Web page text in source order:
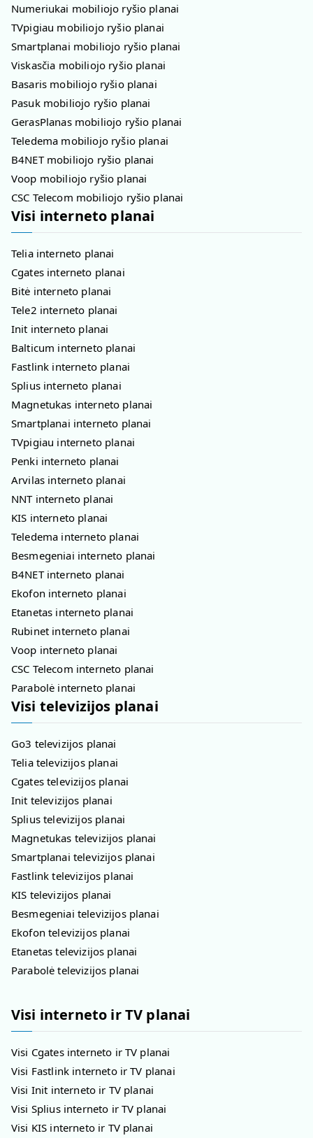
Numeriukai mobiliojo ryšio planai
TVpigiau mobiliojo ryšio planai
Smartplanai mobiliojo ryšio planai
Viskasčia mobiliojo ryšio planai
Basaris mobiliojo ryšio planai
Pasuk mobiliojo ryšio planai
GerasPlanas mobiliojo ryšio planai
Teledema mobiliojo ryšio planai
B4NET mobiliojo ryšio planai
Voop mobiliojo ryšio planai
CSC Telecom mobiliojo ryšio planai
Visi interneto planai
Telia interneto planai
Cgates interneto planai
Bitė interneto planai
Tele2 interneto planai
Init interneto planai
Balticum interneto planai
Fastlink interneto planai
Splius interneto planai
Magnetukas interneto planai
Smartplanai interneto planai
TVpigiau interneto planai
Penki interneto planai
Arvilas interneto planai
NNT interneto planai
KIS interneto planai
Teledema interneto planai
Besmegeniai interneto planai
B4NET interneto planai
Ekofon interneto planai
Etanetas interneto planai
Rubinet interneto planai
Voop interneto planai
CSC Telecom interneto planai
Parabolė interneto planai
Visi televizijos planai
Go3 televizijos planai
Telia televizijos planai
Cgates televizijos planai
Init televizijos planai
Splius televizijos planai
Magnetukas televizijos planai
Smartplanai televizijos planai
Fastlink televizijos planai
KIS televizijos planai
Besmegeniai televizijos planai
Ekofon televizijos planai
Etanetas televizijos planai
Parabolė televizijos planai
Visi interneto ir TV planai
Visi Cgates interneto ir TV planai
Visi Fastlink interneto ir TV planai
Visi Init interneto ir TV planai
Visi Splius interneto ir TV planai
Visi KIS interneto ir TV planai